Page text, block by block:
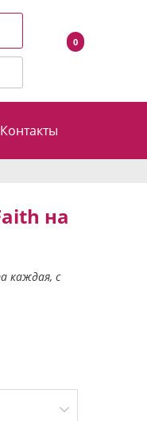
0
Контакты
на
каждая, с